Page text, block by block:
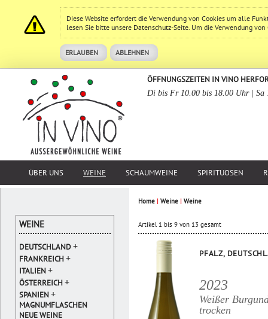
Diese Website erfordert die Verwendung von Cookies um alle
lesen Sie bitte unsere Datenschutz-Seite. Um die Verwendung
ERLAUBEN ABLEHNEN
ÖFFNUNGSZEITEN IN VINO
Di bis Fr 10.00 bis 18.00 Uhr | Sa
ÜBER UNS WEINE SCHAUMWEINE SPIRITUOSEN
Home | Weine | Weine
Artikel 1 bis 9 von 13 gesamt
PFALZ,
2023
Weißer
trocken
WEINE
DEUTSCHLAND+
FRANKREICH+
ITALIEN+
ÖSTERREICH+
SPANIEN+
MAGNUMFLASCHEN
NEUE WEINE